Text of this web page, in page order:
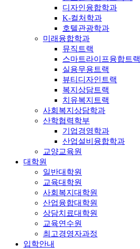
디자인융합학과
K-컬처학과
호텔관광학과
미래융합학과
뮤직트랙
스마트라이프융합트랙
실용무용트랙
뷰티디자인트랙
복지상담트랙
치유복지트랙
사회복지상담학과
산학협력학부
기업경영학과
산업설비융합학과
교양교육원
대학원
일반대학원
교육대학원
사회복지대학원
산업융합대학원
상담치료대학원
교육연수원
최고경영자과정
입학안내